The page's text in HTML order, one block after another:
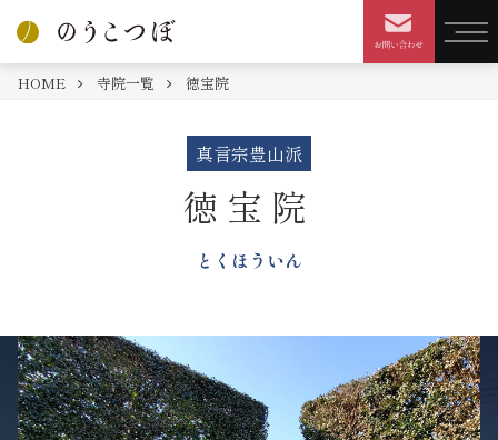
HOME 寺院一覧 徳宝院
真言宗豊山派
徳宝院
とくほういん